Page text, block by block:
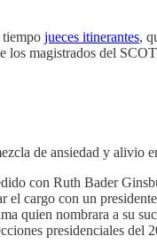
jueces itinerantes,
los magistrados del
de ansiedad y alivio
con Ruth Bader
el cargo con un
quien nombrara a su
presidenciales